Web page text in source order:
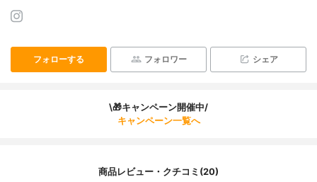
フォローする フォロワー シェア
\🎁キャンペーン開催中/
キャンペーン一覧へ
商品レビュー・クチコミ(20)